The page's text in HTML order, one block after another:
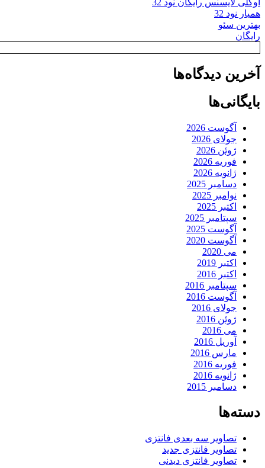
همیار نود 32
بهترین سئو
رایگان
آخرین دیدگاه‌ها
بایگانی‌ها
آگوست 2026
جولای 2026
ژوئن 2026
فوریه 2026
ژانویه 2026
دسامبر 2025
نوامبر 2025
اکتبر 2025
سپتامبر 2025
آگوست 2025
آگوست 2020
می 2020
اکتبر 2019
اکتبر 2016
سپتامبر 2016
آگوست 2016
جولای 2016
ژوئن 2016
می 2016
آوریل 2016
مارس 2016
فوریه 2016
ژانویه 2016
دسامبر 2015
دسته‌ها
تصاویر سه بعدی فانتزی
تصاویر فانتزی جدید
تصاویر فانتزی دیدنی